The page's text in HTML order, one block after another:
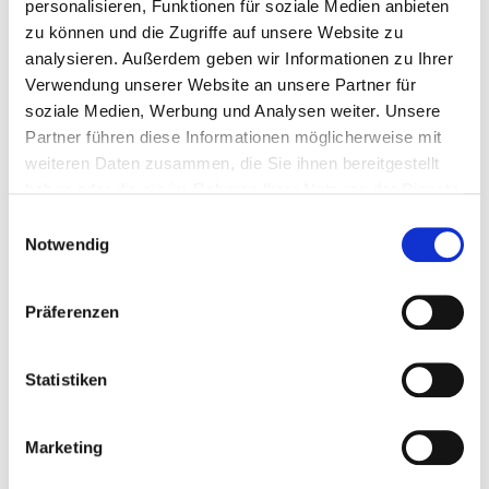
personalisieren, Funktionen für soziale Medien anbieten
zu können und die Zugriffe auf unsere Website zu
analysieren. Außerdem geben wir Informationen zu Ihrer
Verwendung unserer Website an unsere Partner für
soziale Medien, Werbung und Analysen weiter. Unsere
Partner führen diese Informationen möglicherweise mit
weiteren Daten zusammen, die Sie ihnen bereitgestellt
Notwendig
Präferenzen
Statistiken
Marketing
Tumordiagnostik und -therapie
Entwicklung neuer bildgesteuerter, minimal-
invasiver Techniken
Studien zur Verbesserung medizinischer
Qualitätssicherung
Unterstützung wissenschaftlicher Publikationen
Durch die Förderung dieser Projekte schafft die
der medizinischen Versorgung beitragen.
Die Thomas Vogl Stiftung ist eine rechtlich
Ihre Tätigkeit erfolgt nach den Grundsätzen der